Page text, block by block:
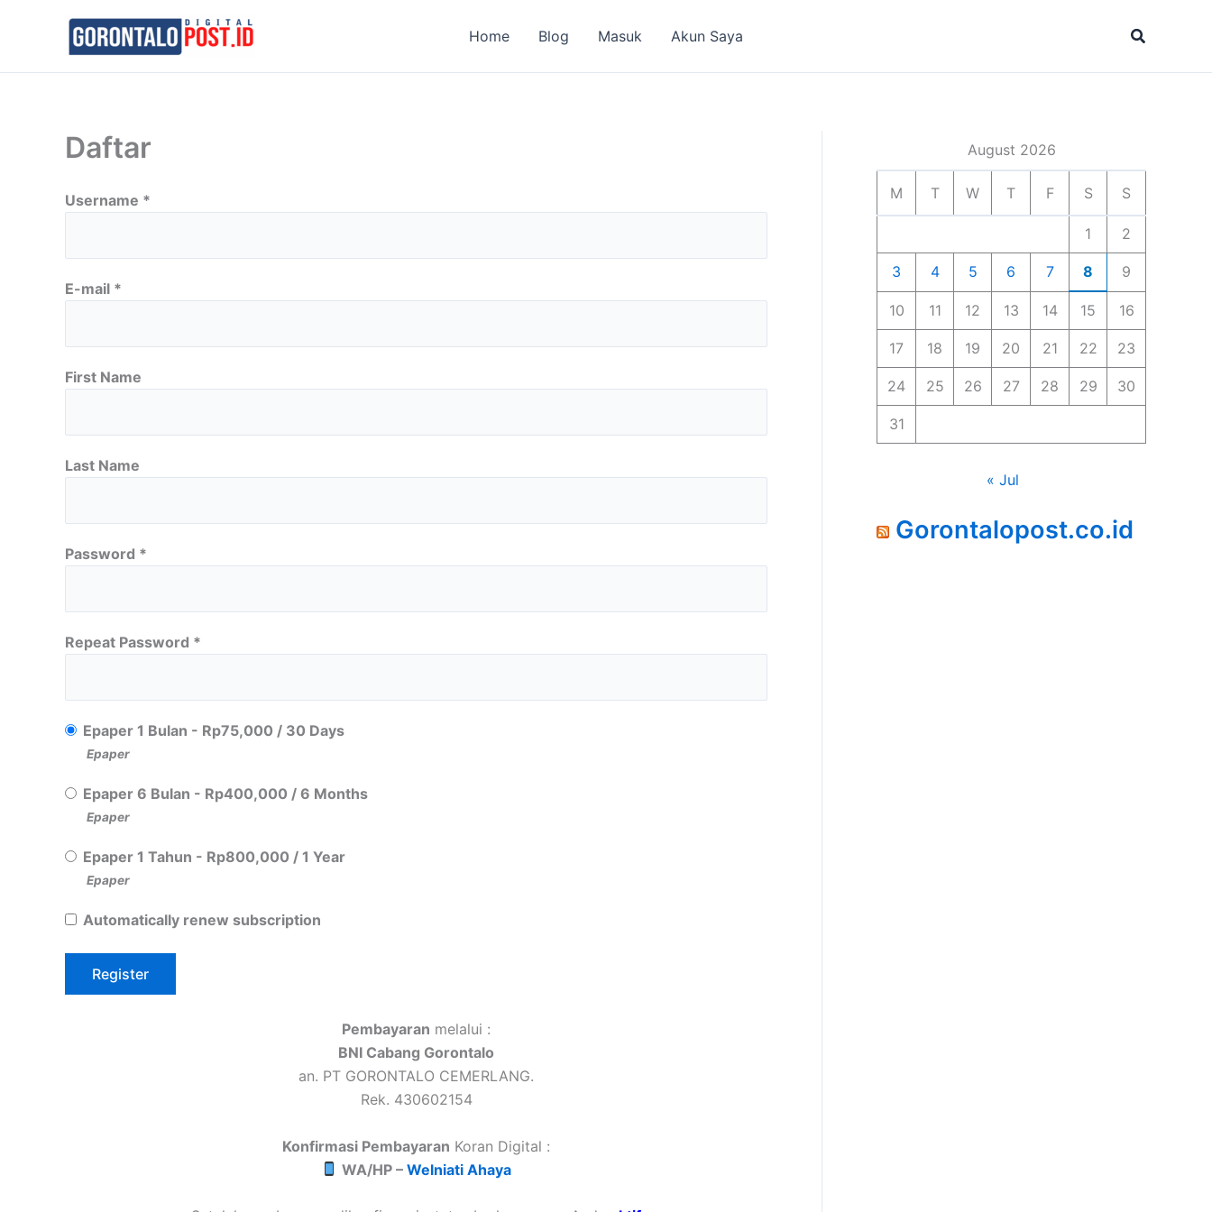
Home Blog Masuk Akun Saya Search
Daftar
Username *
E-mail *
First Name
Last Name
Password *
Repeat Password *
Epaper 1 Bulan - Rp75,000 / 30 Days
Epaper
Epaper 6 Bulan - Rp400,000 / 6 Months
Epaper
Epaper 1 Tahun - Rp800,000 / 1 Year
Epaper
Automatically renew subscription
Pembayaran melalui :
BNI Cabang Gorontalo
an. PT GORONTALO CEMERLANG.
Rek. 430602154
Konfirmasi Pembayaran Koran Digital :
WA/HP – Welniati Ahaya
August 2026
M T W T F S S
1 2
3 4 5 6 7 8 9
10 11 12 13 14 15 16
17 18 19 20 21 22 23
24 25 26 27 28 29 30
31
« Jul
Gorontalopost.co.id